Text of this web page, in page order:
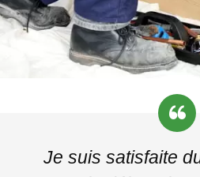
Je suis satisfaite